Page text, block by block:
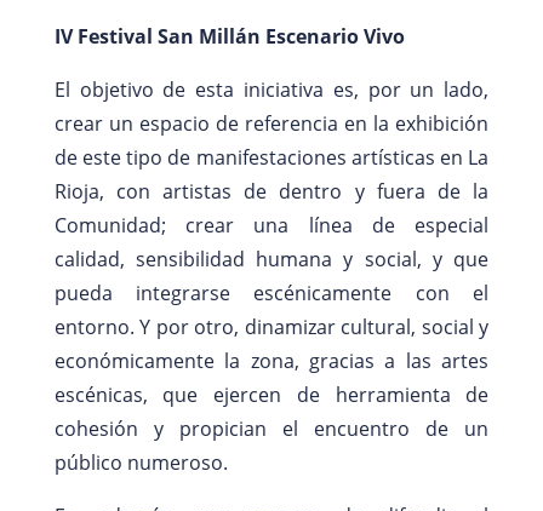
IV Festival San Millán Escenario Vivo
El objetivo de esta iniciativa es, por un lado,
crear un espacio de referencia en la exhibición
de este tipo de manifestaciones artísticas en La
Rioja, con artistas de dentro y fuera de la
Comunidad; crear una línea de especial
calidad, sensibilidad humana y social, y que
pueda integrarse escénicamente con el
entorno. Y por otro, dinamizar cultural, social y
económicamente la zona, gracias a las artes
escénicas, que ejercen de herramienta de
cohesión y propician el encuentro de un
público numeroso.